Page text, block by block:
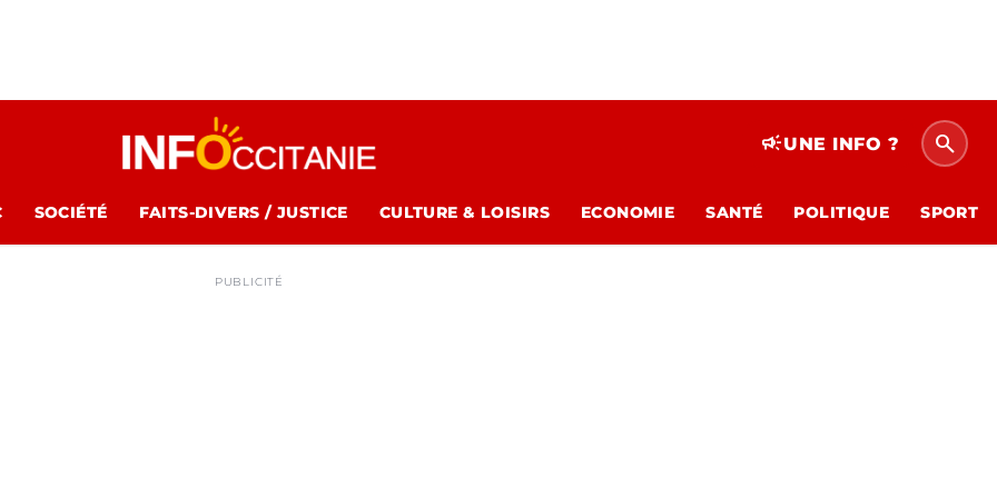
campaignUNE INFO ? search
SOCIÉTÉ FAITS-DIVERS / JUSTICE CULTURE & LOISIRS ECONOMIE SANTÉ POLITIQUE SPORT
PUBLICITÉ